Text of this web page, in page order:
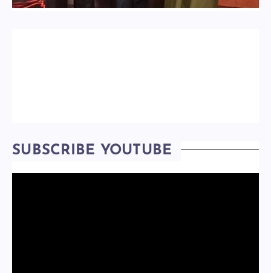
SUBSCRIBE YOUTUBE